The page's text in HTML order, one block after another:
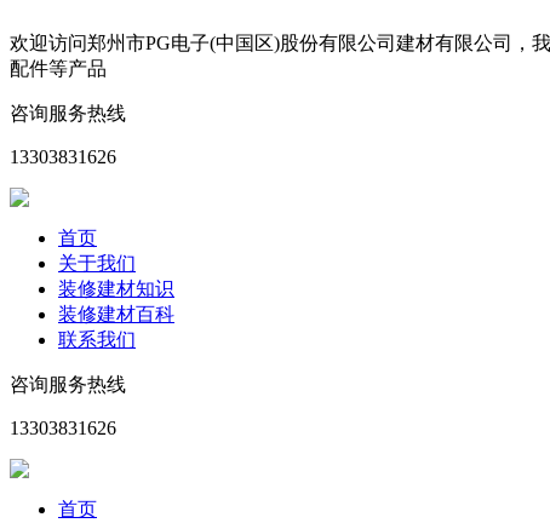
欢迎访问郑州市PG电子(中国区)股份有限公司建材有限公司，
配件等产品
咨询服务热线
13303831626
首页
关于我们
装修建材知识
装修建材百科
联系我们
咨询服务热线
13303831626
首页